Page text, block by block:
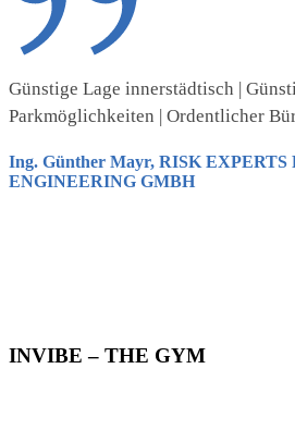
Günstige Lage innerstädtisch |
Parkmöglichkeiten | Ordentlicher
Ing. Günther Mayr, RISK EXPERTS
ENGINEERING GMBH
INVIBE – THE GYM